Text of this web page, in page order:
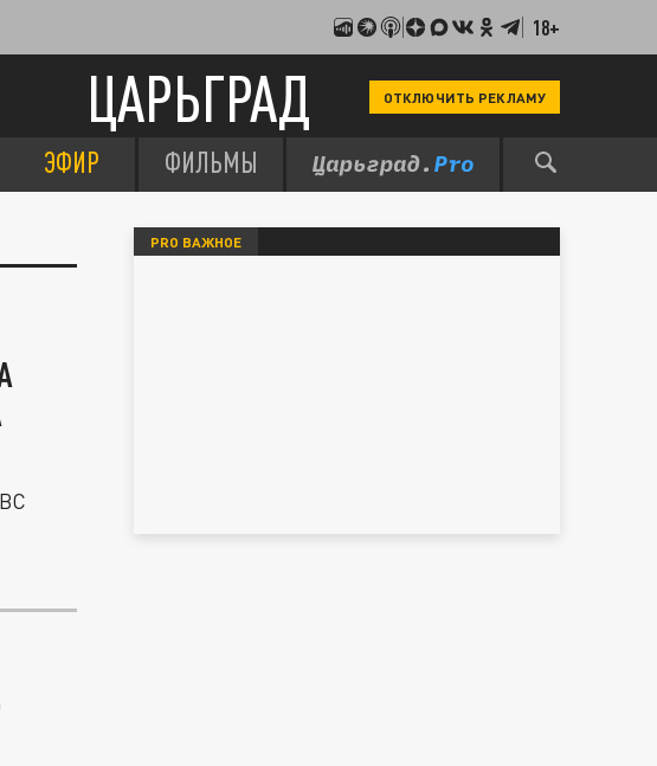
18+
ЦАРЬГРАД ОТКЛЮЧИТЬ РЕКЛАМУ
ЭФИР ФИЛЬМЫ
PRO ВАЖНОЕ